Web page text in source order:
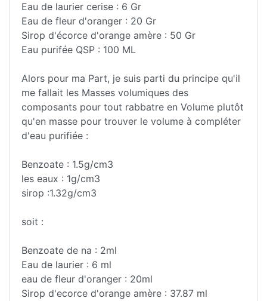
Eau de laurier cerise : 6 Gr
Eau de fleur d'oranger : 20 Gr
Sirop d'écorce d'orange amère : 50 Gr
Eau purifée QSP : 100 ML
Alors pour ma Part, je suis parti du principe qu'il
me fallait les Masses volumiques des
composants pour tout rabbatre en Volume plutôt
qu'en masse pour trouver le volume à compléter
d'eau purifiée :
Benzoate : 1.5g/cm3
les eaux : 1g/cm3
sirop :1.32g/cm3
soit :
Benzoate de na : 2ml
Eau de laurier : 6 ml
eau de fleur d'oranger : 20ml
Sirop d'ecorce d'orange amère : 37.87 ml